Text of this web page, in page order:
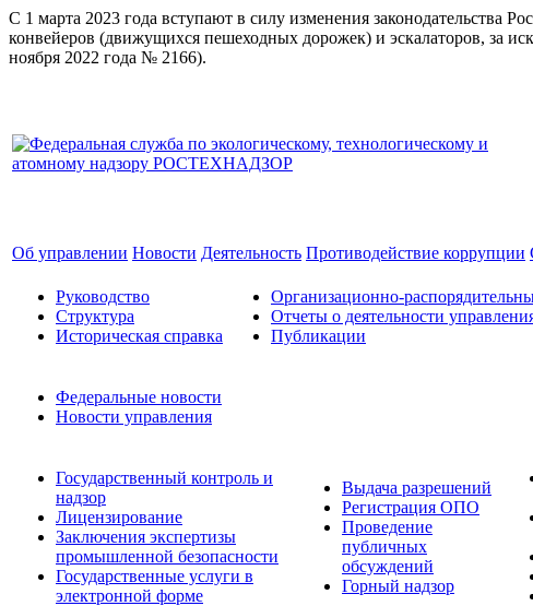
С 1 марта 2023 года вступают в силу изменения законодательства
конвейеров (движущихся пешеходных дорожек) и эскалаторов, за
ноября 2022 года № 2166).
Об управлении Новости Деятельность Противодействие коррупции
Руководство
Структура
Историческая справка
Организационно-
Отчеты о деятельности
Публикации
Федеральные новости
Новости управления
Государственный контроль и
надзор
Лицензирование
Заключения экспертизы
промышленной безопасности
Государственные услуги в
электронной форме
Выдача разрешений
Регистрация ОПО
Проведение
публичных
обсуждений
Горный надзор